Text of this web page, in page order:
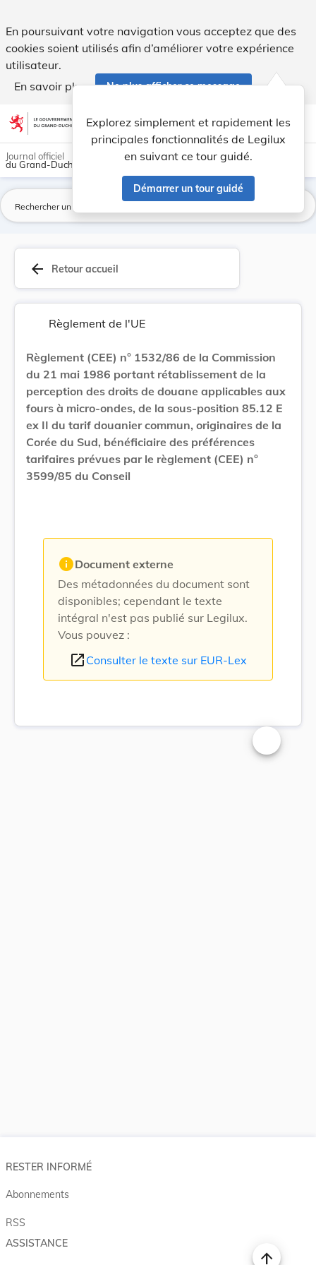
En poursuivant votre navigation vous acceptez que des
cookies soient utilisés afin d’améliorer votre expérience
utilisateur.
En savoir plus
Ne plus afficher ce message
Aller au contenu account_circle help Aide
Explorez simplement et rapidement les
principales fonctionnalités de Legilux
en suivant ce tour guidé.
Démarrer un tour guidé
light_mode dark_mode
Journal officiel
du Grand-Duché de Luxembourg
arrow_back Retour accueil
Règlement de l'UE
Règlement (CEE) n° 1532/86 de la Commission
du 21 mai 1986 portant rétablissement de la
perception des droits de douane applicables aux
fours à micro-ondes, de la sous-position 85.12 E
ex II du tarif douanier commun, originaires de la
Corée du Sud, bénéficiaire des préférences
tarifaires prévues par le règlement (CEE) n°
3599/85 du Conseil
infoDocument externe
Des métadonnées du document sont
disponibles; cependant le texte
intégral n'est pas publié sur Legilux.
Vous pouvez :
open_in_new Consulter le texte sur EUR-Lex
Changer la
RESTER INFORMÉ
Abonnements
RSS
ASSISTANCE